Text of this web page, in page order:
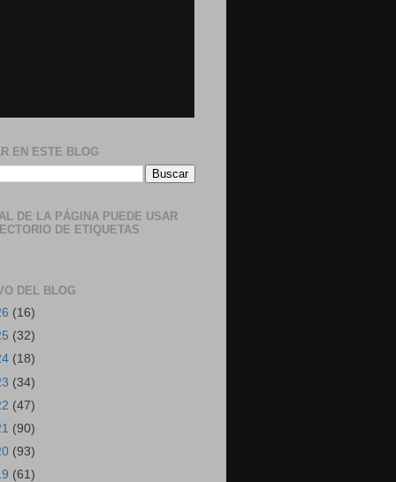
EN ESTE BLOG
DE LA PÁGINA PUEDE USAR
DE ETIQUETAS
DEL BLOG
(16)
(32)
(18)
(34)
(47)
(90)
(93)
(61)